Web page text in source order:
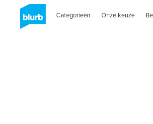
Categorieën Onze keuze